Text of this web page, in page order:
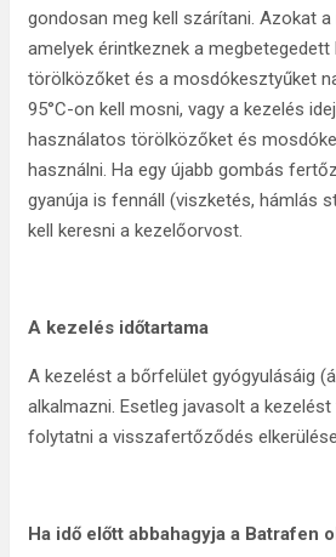
gondosan meg kell szárítani. Azokat a
amelyek érintkeznek a megbetegedett
törölközőket és a mosdókesztyűket
95°C-on kell mosni, vagy a kezelés
használatos törölközőket és
használni. Ha egy újabb gombás
gyanúja is fennáll (viszketés, hámlás
kell keresni a kezelőorvost.
A kezelés időtartama
A kezelést a bőrfelület gyógyulásáig
alkalmazni. Esetleg javasolt a
folytatni a visszafertőződés
Ha idő előtt abbahagyja a Batrafen